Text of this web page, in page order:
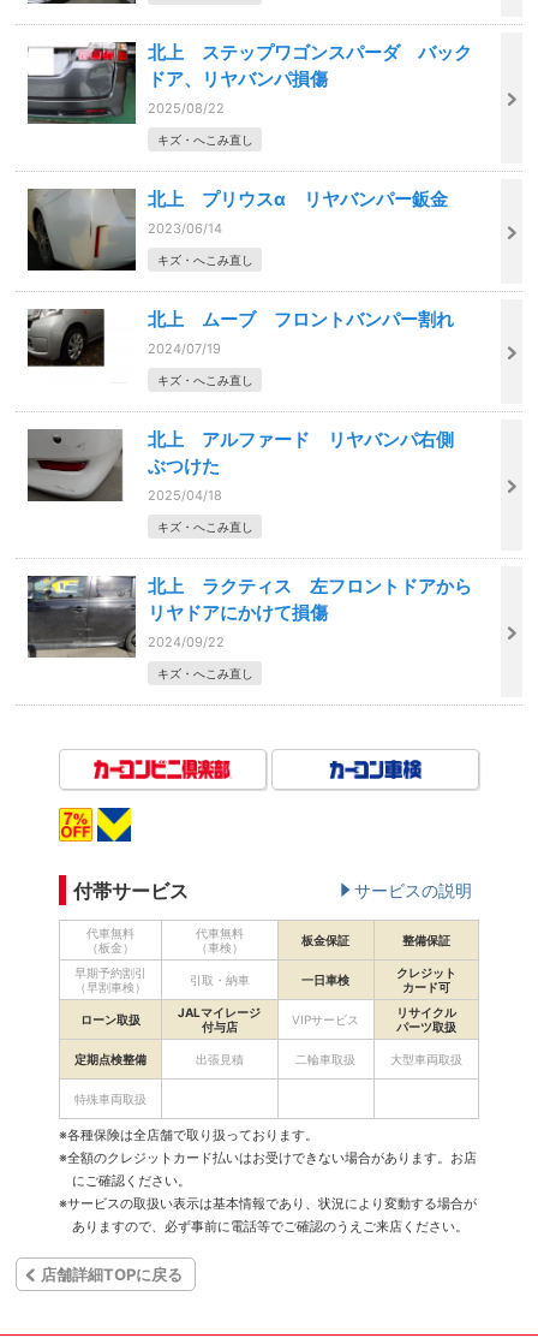
北上 ステップワゴンスパーダ バック
ドア、リヤバンパ損傷
2025/08/22
キズ・へこみ直し
北上 プリウスα リヤバンパー鈑金
2023/06/14
キズ・へこみ直し
北上 ムーブ フロントバンパー割れ
2024/07/19
キズ・へこみ直し
北上 アルファード リヤバンパ右側
ぶつけた
2025/04/18
キズ・へこみ直し
北上 ラクティス 左フロントドアから
リヤドアにかけて損傷
2024/09/22
キズ・へこみ直し
付帯サービス サービスの説明
代車無料
（板金）
代車無料
（車検）
板金保証 整備保証
早期予約割引
（早割車検）
引取・納車 一日車検
クレジット
カード可
ローン取扱
JALマイレージ
付与店
VIPサービス
リサイクル
パーツ取扱
定期点検整備 出張見積 二輪車取扱 大型車両取扱
特殊車両取扱
※各種保険は全店舗で取り扱っております。
※全額のクレジットカード払いはお受けできない場合があります。お店
にご確認ください。
※サービスの取扱い表示は基本情報であり、状況により変動する場合が
ありますので、必ず事前に電話等でご確認のうえご来店ください。
店舗詳細TOPに戻る